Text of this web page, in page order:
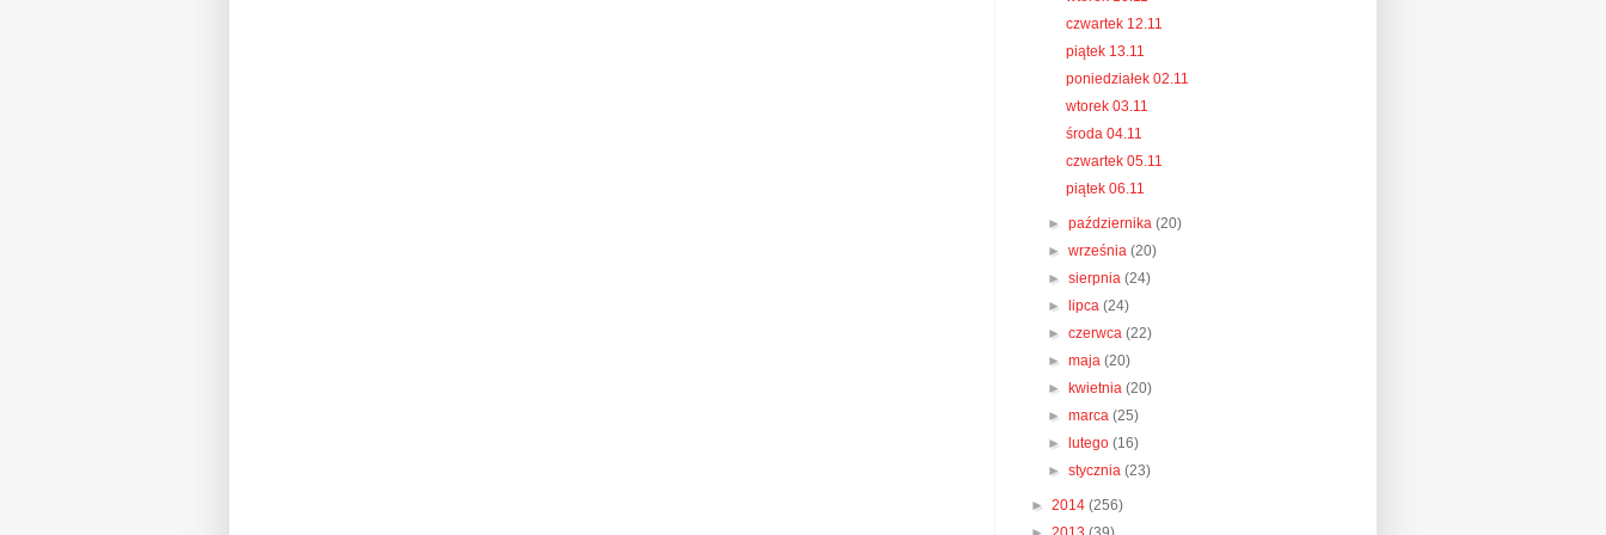
czwartek 12.11
piątek 13.11
poniedziałek 02.11
wtorek 03.11
środa 04.11
czwartek 05.11
piątek 06.11
►października(20)
►września(20)
►sierpnia(24)
►
lipca(24)
►czerwca(22)
►maja(20)
►
kwietnia(20)
►marca(25)
►
lutego(16)
►stycznia(23)
► 2014 (256)